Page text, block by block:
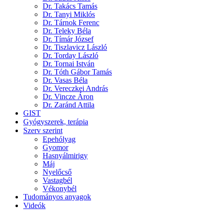
Dr. Takács Tamás
Dr. Tanyi Miklós
Dr. Tárnok Ferenc
Dr. Teleky Béla
Dr. Tímár József
Dr. Tiszlavicz László
Dr. Torday László
Dr. Tornai István
Dr. Tóth Gábor Tamás
Dr. Vasas Béla
Dr. Vereczkei András
Dr. Vincze Áron
Dr. Zaránd Attila
GIST
Gyógyszerek, terápia
Szerv szerint
Epehólyag
Gyomor
Hasnyálmirigy
Máj
Nyelőcső
Vastagbél
Vékonybél
Tudományos anyagok
Videók